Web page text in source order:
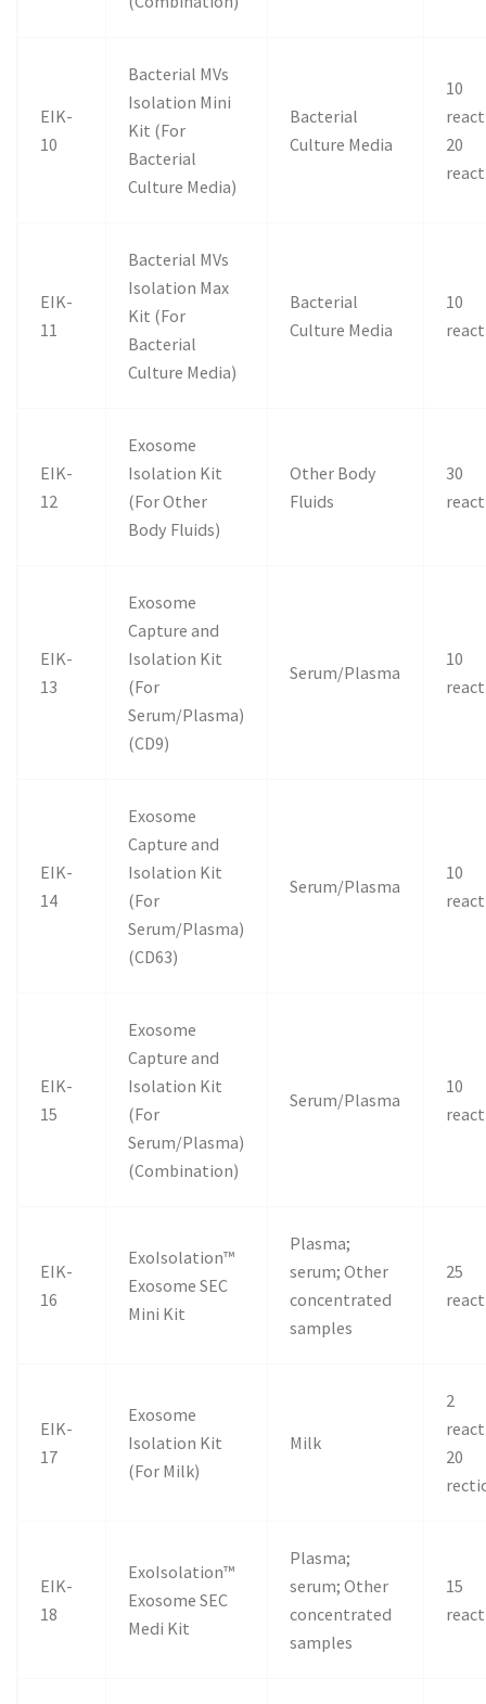
EIK-
10
Bacterial MVs
Isolation Mini
Kit (For
Bacterial
Culture Media)
Bacterial
Culture Media
10
20
EIK-
11
Bacterial MVs
Isolation Max
Kit (For
Bacterial
Culture Media)
Bacterial
Culture Media
10
EIK-
12
Exosome
Isolation Kit
(For Other
Body Fluids)
Other Body
Fluids
30
EIK-
13
Exosome
Capture and
Isolation Kit
(For
Serum/Plasma)
(CD9)
Serum/Plasma
10
EIK-
14
Exosome
Capture and
Isolation Kit
(For
Serum/Plasma)
(CD63)
Serum/Plasma
10
EIK-
15
Exosome
Capture and
Isolation Kit
(For
Serum/Plasma)
(Combination)
Serum/Plasma
10
EIK-
16
ExoIsolation™
Exosome SEC
Mini Kit
Plasma;
serum; Other
concentrated
samples
25
EIK-
17
Exosome
Isolation Kit
(For Milk)
Milk
2
20
EIK-
18
ExoIsolation™
Exosome SEC
Medi Kit
Plasma;
serum; Other
concentrated
samples
15